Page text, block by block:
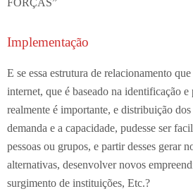
Implementação
E se essa estrutura de relacionamento
internet, que é baseado na identificação
realmente é importante, e distribuição
demanda e a capacidade, pudesse ser
pessoas ou grupos, e partir desses gerar
alternativas, desenvolver novos
surgimento de instituições, Etc.?